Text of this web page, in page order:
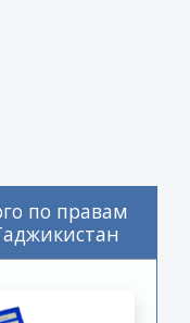
по правам